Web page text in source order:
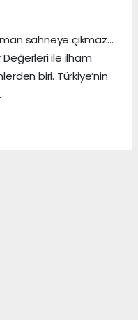
sahneye çıkmaz…
Değerleri ile ilham
biri. Türkiye’nin